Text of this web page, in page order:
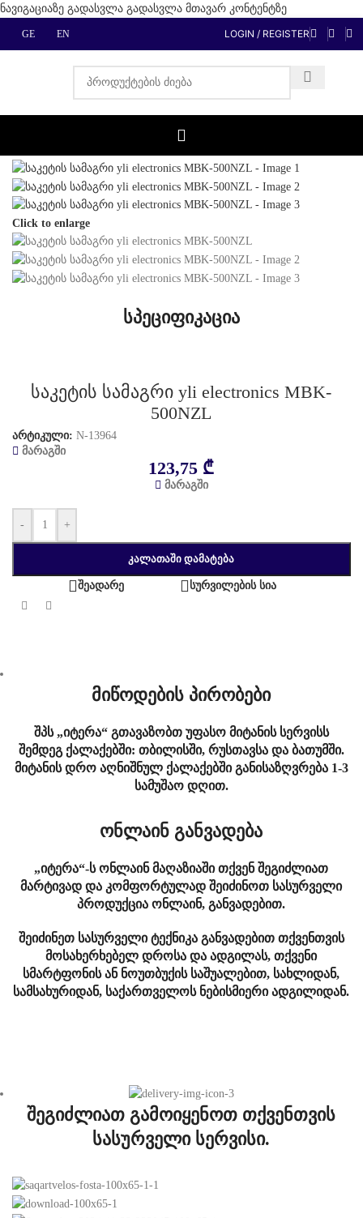
ნავიგაციაზე გადასვლა გადასვლა მთავარ კონტენტზე
GE EN LOGIN / REGISTER
Click to enlarge
სპეციფიკაცია
საკეტის სამაგრი yli electronics MBK-
500NZL
არტიკული: N-13964
მარაგში
123,75 ₾
მარაგში
- +
ᲙᲐᲚᲐᲗᲐᲨᲘ ᲓᲐᲛᲐᲢᲔᲑᲐ
შეადარე სურვილების სია
მიწოდების პირობები
შპს „იტერა“ გთავაზობთ უფასო მიტანის სერვისს
შემდეგ ქალაქებში: თბილისში, რუსთავსა და ბათუმში.
მიტანის დრო აღნიშნულ ქალაქებში განისაზღვრება 1-3
სამუშაო დღით.
ონლაინ განვადება
„იტერა“-ს ონლაინ მაღაზიაში თქვენ შეგიძლიათ
მარტივად და კომფორტულად შეიძინოთ სასურველი
პროდუქცია ონლაინ, განვადებით.
შეიძინეთ სასურველი ტექნიკა განვადებით თქვენთვის
მოსახერხებელ დროსა და ადგილას, თქვენი
სმარტფონის ან ნოუთბუქის საშუალებით, სახლიდან,
სამსახურიდან, საქართველოს ნებისმიერი ადგილიდან.
შეგიძლიათ გამოიყენოთ თქვენთვის
სასურველი სერვისი.